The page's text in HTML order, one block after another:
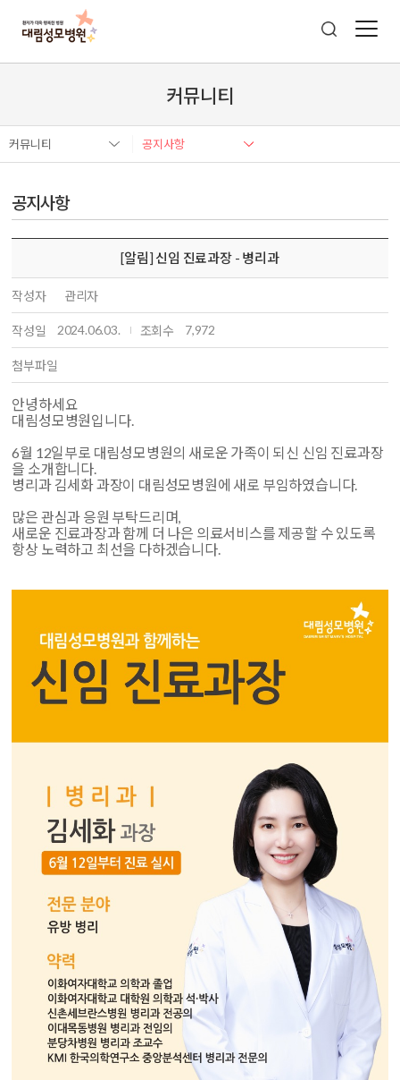
커뮤니티
커뮤니티 공지사항
공지사항
[알림] 신임 진료과장 - 병리과
작성자 관리자
작성일 2024.06.03. 조회수 7,972
첨부파일
안녕하세요
대림성모병원입니다.
6월 12일부로 대림성모병원의 새로운 가족이 되신 신임 진료과장
을 소개합니다.
병리과 김세화 과장이 대림성모병원에 새로 부임하였습니다.
많은 관심과 응원 부탁드리며,
새로운 진료과장과 함께 더 나은 의료서비스를 제공할 수 있도록
항상 노력하고 최선을 다하겠습니다.